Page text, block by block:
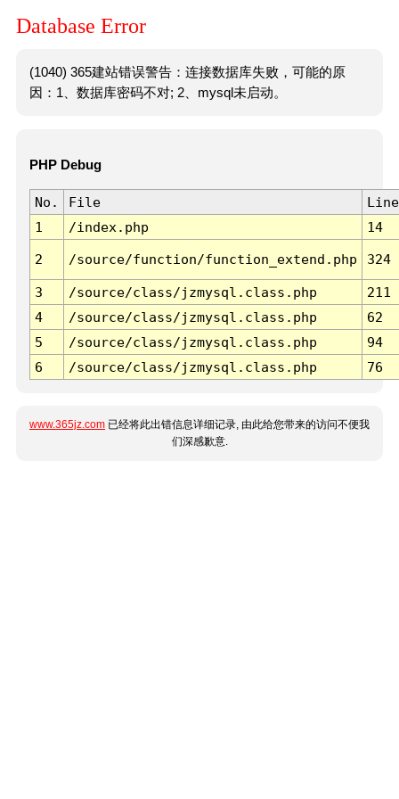
Database Error
(1040) 365建站错误警告：连接数据库失败，可能的原
因：1、数据库密码不对; 2、mysql未启动。
PHP Debug
No. File
Line
1
/index.php 14
2 /source/function/function_extend.php 324
3 /source/class/jzmysql.class.php
211
4
/source/class/jzmysql.class.php
62
5
/source/class/jzmysql.class.php
94
6
/source/class/jzmysql.class.php 76
www.365jz.com 已经将此出错信息详细记录, 由此给您带来的访问不便我
们深感歉意.